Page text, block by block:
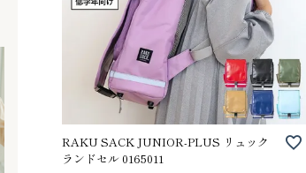
RAKU SACK JUNIOR-PLUS リュック
ランドセル 0165011